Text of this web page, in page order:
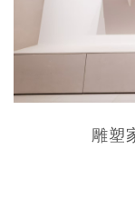
雕塑